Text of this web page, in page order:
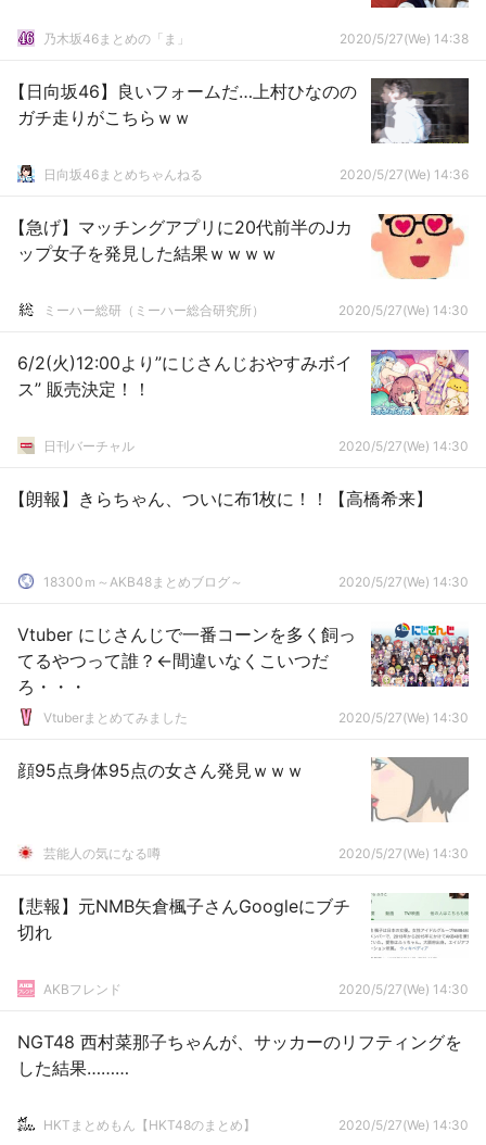
乃木坂46まとめの「ま」 2020/5/27(We) 14:38
【日向坂46】良いフォームだ…上村ひなのの
ガチ走りがこちらｗｗ
日向坂46まとめちゃんねる 2020/5/27(We) 14:36
【急げ】マッチングアプリに20代前半のJカ
ップ女子を発見した結果ｗｗｗｗ
ミーハー総研（ミーハー総合研究所） 2020/5/27(We) 14:30
6/2(火)12:00より”にじさんじおやすみボイ
ス” 販売決定！！
日刊バーチャル 2020/5/27(We) 14:30
【朗報】きらちゃん、ついに布1枚に！！【高橋希来】
18300ｍ～AKB48まとめブログ～ 2020/5/27(We) 14:30
Vtuber にじさんじで一番コーンを多く飼っ
てるやつって誰？←間違いなくこいつだ
ろ・・・
Vtuberまとめてみました 2020/5/27(We) 14:30
顔95点身体95点の女さん発見ｗｗｗ
芸能人の気になる噂 2020/5/27(We) 14:30
【悲報】元NMB矢倉楓子さんGoogleにブチ
切れ
AKBフレンド 2020/5/27(We) 14:30
NGT48 西村菜那子ちゃんが、サッカーのリフティングを
した結果………
HKTまとめもん【HKT48のまとめ】 2020/5/27(We) 14:30